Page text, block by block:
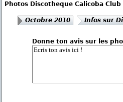
Photos Discotheque Calicoba Club
Octobre 2010 Infos sur
Donne ton avis sur les